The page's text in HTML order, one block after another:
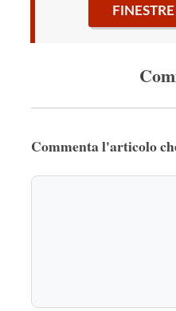
Commenta l'articolo